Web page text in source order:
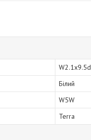
W2.1x9.5d
Білий
W5W
Terra